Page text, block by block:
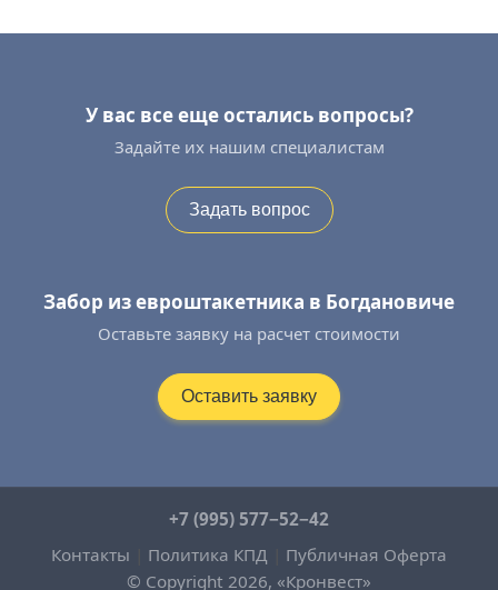
У вас все еще остались вопросы?
Задайте их нашим специалистам
Задать вопрос
Забор из евроштакетника в Богдановиче
Оставьте заявку на расчет стоимости
Оставить заявку
© Copyright 2026, «Кронвест»
+7 (995) 577−52−42
Контакты
Политика КПД Публичная Оферта